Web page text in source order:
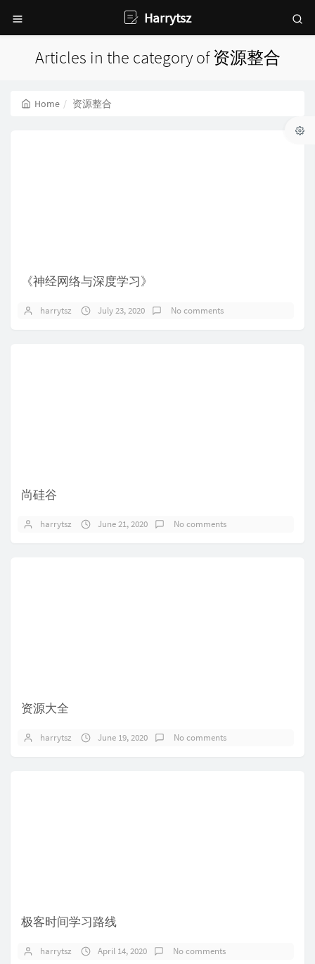
Harrytsz
Articles in the category of 资源整合
Home 资源整合
《神经网络与深度学习》
harrytsz July 23, 2020 No comments
尚硅谷
harrytsz June 21, 2020 No comments
资源大全
harrytsz June 19, 2020 No comments
极客时间学习路线
harrytsz April 14, 2020 No comments